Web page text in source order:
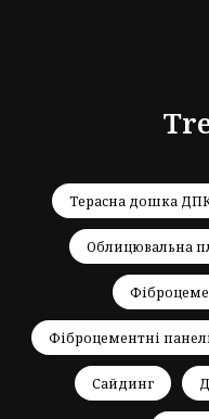
Терасна дошка
Облицювальна
Фіброцементні
Сайдинг